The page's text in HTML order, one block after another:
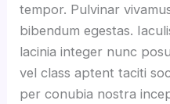
tempor. Pulvinar
bibendum egestas.
lacinia integer nunc
vel class aptent taciti
per conubia nostra